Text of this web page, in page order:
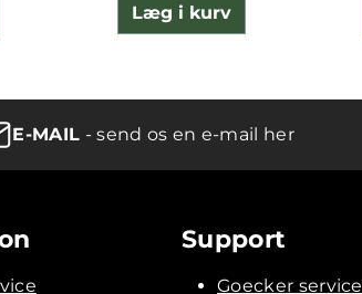
Læg i kurv
E-MAIL - send os en e-mail her
Support
Goecker service